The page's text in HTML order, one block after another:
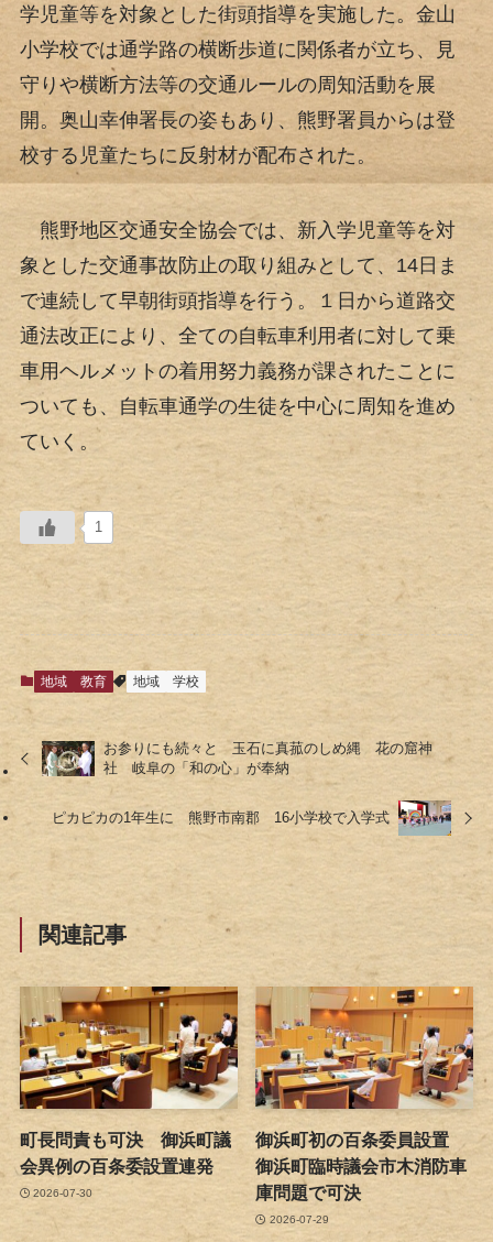
学児童等を対象とした街頭指導を実施した。金山
小学校では通学路の横断歩道に関係者が立ち、見
守りや横断方法等の交通ルールの周知活動を展
開。奥山幸伸署長の姿もあり、熊野署員からは登
校する児童たちに反射材が配布された。
熊野地区交通安全協会では、新入学児童等を対
象とした交通事故防止の取り組みとして、14日ま
で連続して早朝街頭指導を行う。１日から道路交
通法改正により、全ての自転車利用者に対して乗
車用ヘルメットの着用努力義務が課されたことに
ついても、自転車通学の生徒を中心に周知を進め
ていく。
1
地域 教育 地域 学校
お参りにも続々と 玉石に真菰のしめ縄 花の窟神
社 岐阜の「和の心」が奉納
ピカピカの1年生に 熊野市南郡 16小学校で入学式
関連記事
町長問責も可決 御浜町議
会異例の百条委設置連発
2026-07-30
御浜町初の百条委員設置
御浜町臨時議会市木消防車
庫問題で可決
2026-07-29